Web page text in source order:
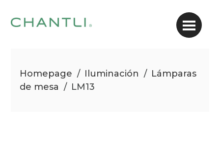
Homepage / Iluminación / Lámparas
de mesa / LM13